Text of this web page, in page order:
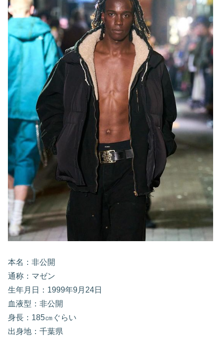
本名：非公開
通称：マゼン
生年月日：1999年9月24日
血液型：非公開
身長：185㎝ぐらい
出身地：千葉県